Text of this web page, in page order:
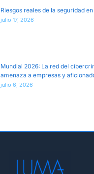
Riesgos reales de la seguridad
julio 17, 2026
Mundial 2026: La red del
amenaza a empresas y
julio 6, 2026